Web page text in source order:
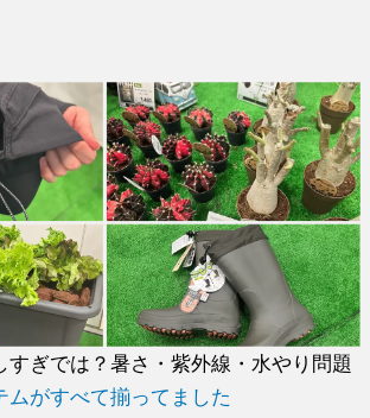
すぎでは？暑さ・紫外線・水やり問題
ムがすべて揃ってました